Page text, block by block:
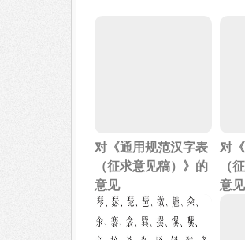
对《通用规范汉字表
（征求意见稿）》的
意见
对
（
意见